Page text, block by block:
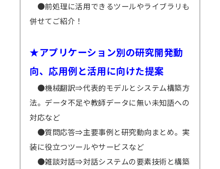
●前処理に活用できるツールやライブラリも
併せてご紹介！
★アプリケーション別の研究開発動
向、応用例と活用に向けた提案
●機械翻訳⇒代表的モデルとシステム構築方
法。データ不足や教師データに無い未知語への
対応など
●質問応答⇒主要事例と研究動向まとめ。実
装に役立つツールやサービスなど
●雑談対話⇒対話システムの要素技術と構築